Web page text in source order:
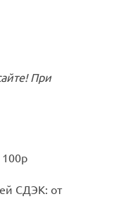
При
100р
СДЭК: от